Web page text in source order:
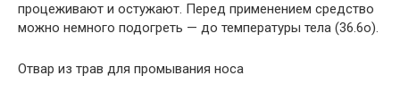
процеживают и остужают. Перед применением средство
можно немного подогреть — до температуры тела (36.6о).
Отвар из трав для промывания носа